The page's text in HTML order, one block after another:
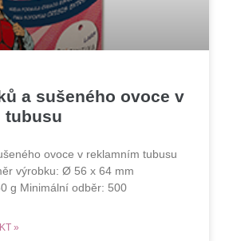
a sušeného ovoce v
tubusu
ovoce v reklamním tubusu
výrobku: Ø 56 x 64 mm
g Minimální odběr: 500
»